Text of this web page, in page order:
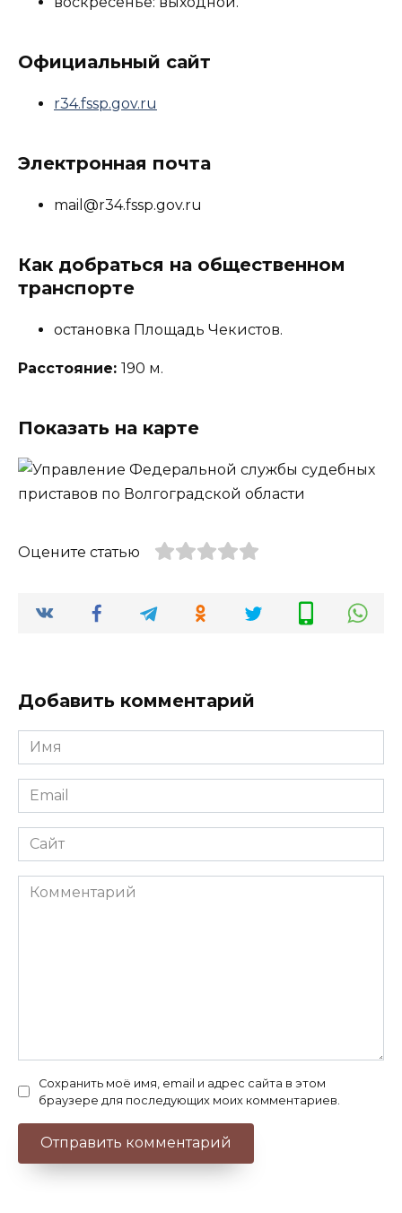
Официальный сайт
r34.fssp.gov.ru
Электронная почта
mail@r34.fssp.gov.ru
Как добраться на общественном
транспорте
остановка Площадь Чекистов.
Расстояние: 190 м.
Показать на карте
Оцените статью
Добавить комментарий
Имя
*
Email
*
Сайт
Комментарий
Сохранить моё имя, email и адрес сайта в этом
браузере для последующих моих комментариев.